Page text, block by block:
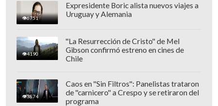
6751
Expresidente Boric alista nuevos viajes a
Uruguay y Alemania
4190
"La Resurrección de Cristo" de Mel
Gibson confirmó estreno en cines de
Chile
3874
Caos en "Sin Filtros": Panelistas trataron
de "carnicero" a Crespo y se retiraron del
programa